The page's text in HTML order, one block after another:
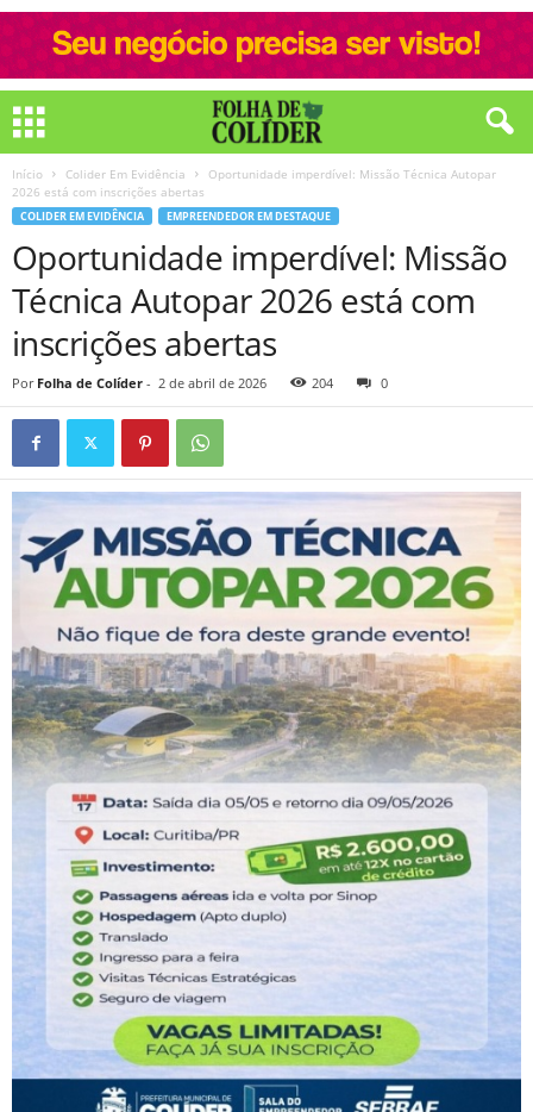
Início Colider Em Evidência
Oportunidade imperdível: Missão Técnica Autopar
2026 está com inscrições abertas
COLIDER EM EVIDÊNCIA EMPREENDEDOR EM DESTAQUE
Oportunidade imperdível: Missão
Técnica Autopar 2026 está com
inscrições abertas
Por Folha de Colíder - 2 de abril de 2026 204 0